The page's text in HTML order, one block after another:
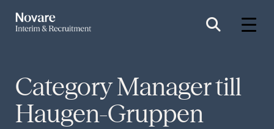
Category Manager till
Haugen-Gruppen